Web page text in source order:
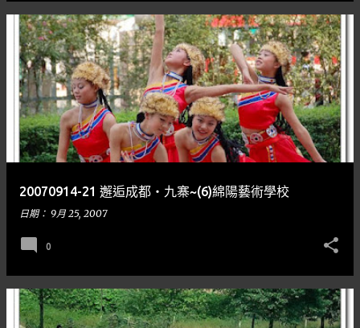
20070914-21 邂逅成都‧九寨~(6)綿陽藝術學校
日期： 9月 25, 2007
0